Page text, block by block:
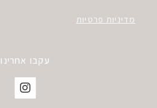
מדיניות פרטיות
עקבו אחרינו